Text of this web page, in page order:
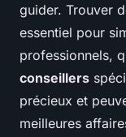
guider. Trouver
essentiel pour
professionnels,
conseillers
précieux et
meilleures